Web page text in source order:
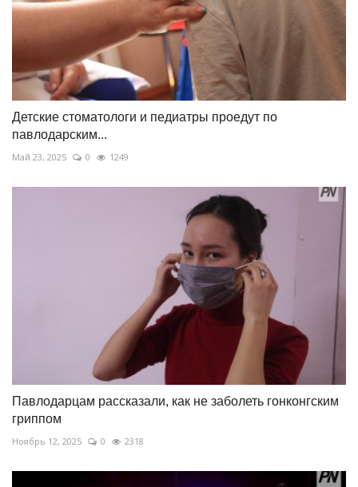
Детские стоматологи и педиатры проедут по
павлодарским...
Май 23, 2025 0 1249
Павлодарцам рассказали, как не заболеть гонконгским
гриппом
Ноябрь 12, 2025 0 2318